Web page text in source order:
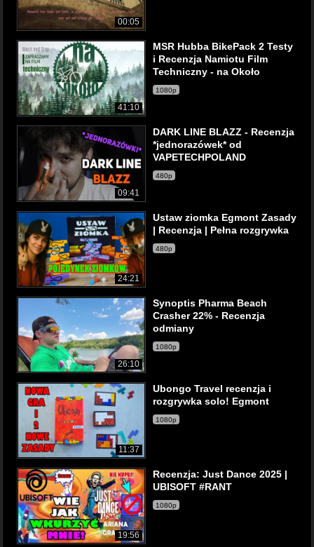
00:05
41:10
MSR Hubba BikePack 2 Testy
i Recenzja Namiotu Film
Techniczny - na Około
1080p
09:41
DARK LINE BLAZZ - Recenzja
*jednorazówek* od
VAPETECHPOLAND
480p
24:21
Ustaw ziomka Egmont Zasady
| Recenzja | Pełna rozgrywka
480p
26:10
Synoptis Pharma Beach
Crasher 22% - Recenzja
odmiany
1080p
11:37
Ubongo Travel recenzja i
rozgrywka solo! Egmont
1080p
19:56
Recenzja: Just Dance 2025 |
UBISOFT #RANT
1080p